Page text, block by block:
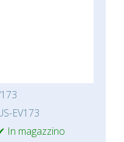
EV173
In magazzino